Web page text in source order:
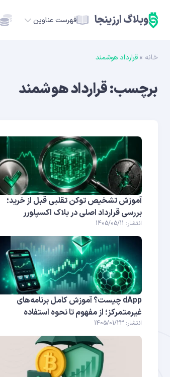
وبلاگ ارزینجا فهرست عناوین
خانه » قرارداد هوشمند
برچسب:قرارداد هوشمند
آموزش تشخیص توکن تقلبی قبل از خرید؛
بررسی قرارداد اصلی در بلاک اکسپلورر
انتشار: 1405/05/11
dApp چیست؟ آموزش کامل برنامه‌های
غیرمتمرکز؛ از مفهوم تا نحوه استفاده
انتشار: 1405/01/23